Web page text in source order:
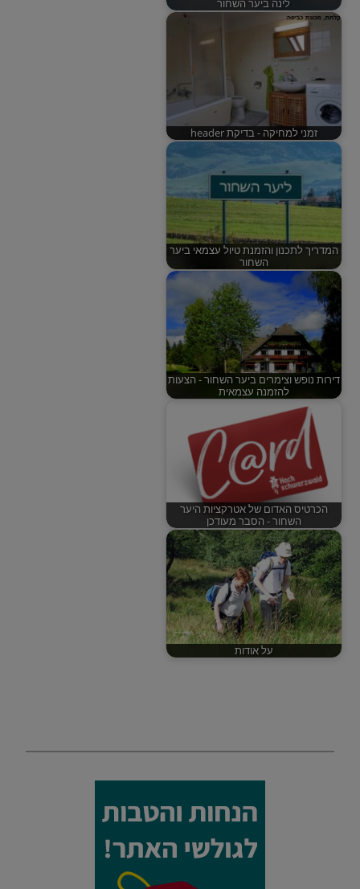
לינה ביער השחור
זמני למחיקה - בדיקת header
המדריך לתכנון והזמנת טיול עצמאי ביער
השחור
דירות נופש וצימרים ביער השחור - הצעות
להזמנה עצמאית
הכרטיס האדום של אטרקציות היער
השחור - הסבר מעודכן
על אודות